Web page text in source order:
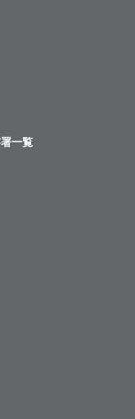
一覧